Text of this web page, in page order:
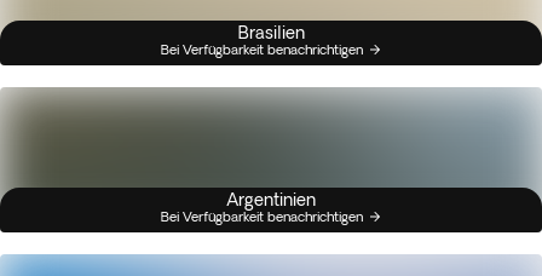
Brasilien
Bei Verfügbarkeit benachrichtigen
Argentinien
Bei Verfügbarkeit benachrichtigen